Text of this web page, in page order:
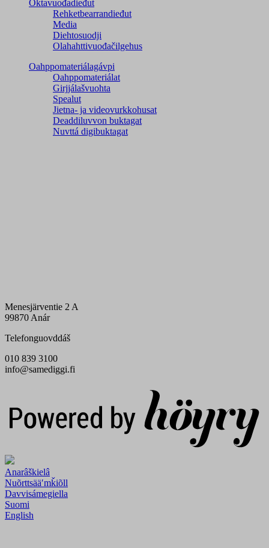
Oktavuođadieđut
Rehketbearrandieđut
Media
Diehtosuodji
Olahahttivuođačilgehus
Oahppomateriálagávpi
Oahppomateriálat
Girjjálašvuohta
Spealut
Jietna- ja videovurkkohusat
Deaddiluvvon buktagat
Nuvttá digibuktagat
Menesjärventie 2 A
99870 Anár
Telefonguovddáš
010 839 3100
info@samediggi.fi
Anarâškielâ
Nuõrttsääʹmǩiõll
Davvisámegiella
Suomi
English